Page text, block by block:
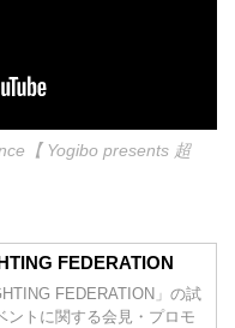
【 Yogibo presents 超
FEDERATION
FEDERATION」の試
ントに関する会見・プロモ